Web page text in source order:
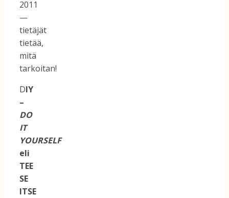
2011
—
tietäjät
tietää,
mitä
tarkoitan!
DIY
–
DO
IT
YOURSELF
eli
TEE
SE
ITSE